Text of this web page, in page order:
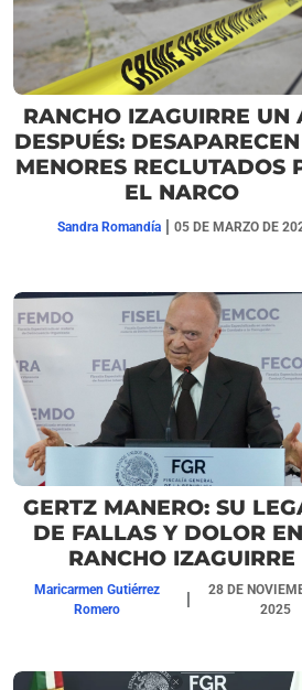
RANCHO IZAGUIRRE UN
DESPUÉS:
MENORES RECLUTADOS
EL NARCO
Sandra Romandía 05 DE MARZO DE
GERTZ MANERO: SU
DE FALLAS Y DOLOR
RANCHO IZAGUIRRE
Maricarmen Gutiérrez
Romero
|
28 DE
2025